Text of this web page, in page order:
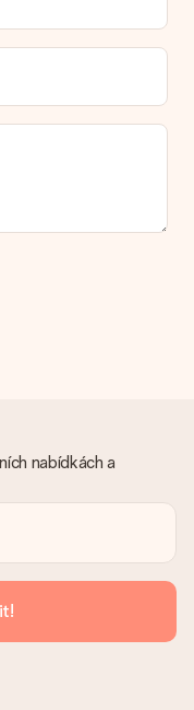
doručení. Dárek,
balíček nebo jako
vědět, na kterou
prosím náš
V případě ručního
dodací lhůtu 3 dny
ve svém účtu
doručit přímo
nabídkách a